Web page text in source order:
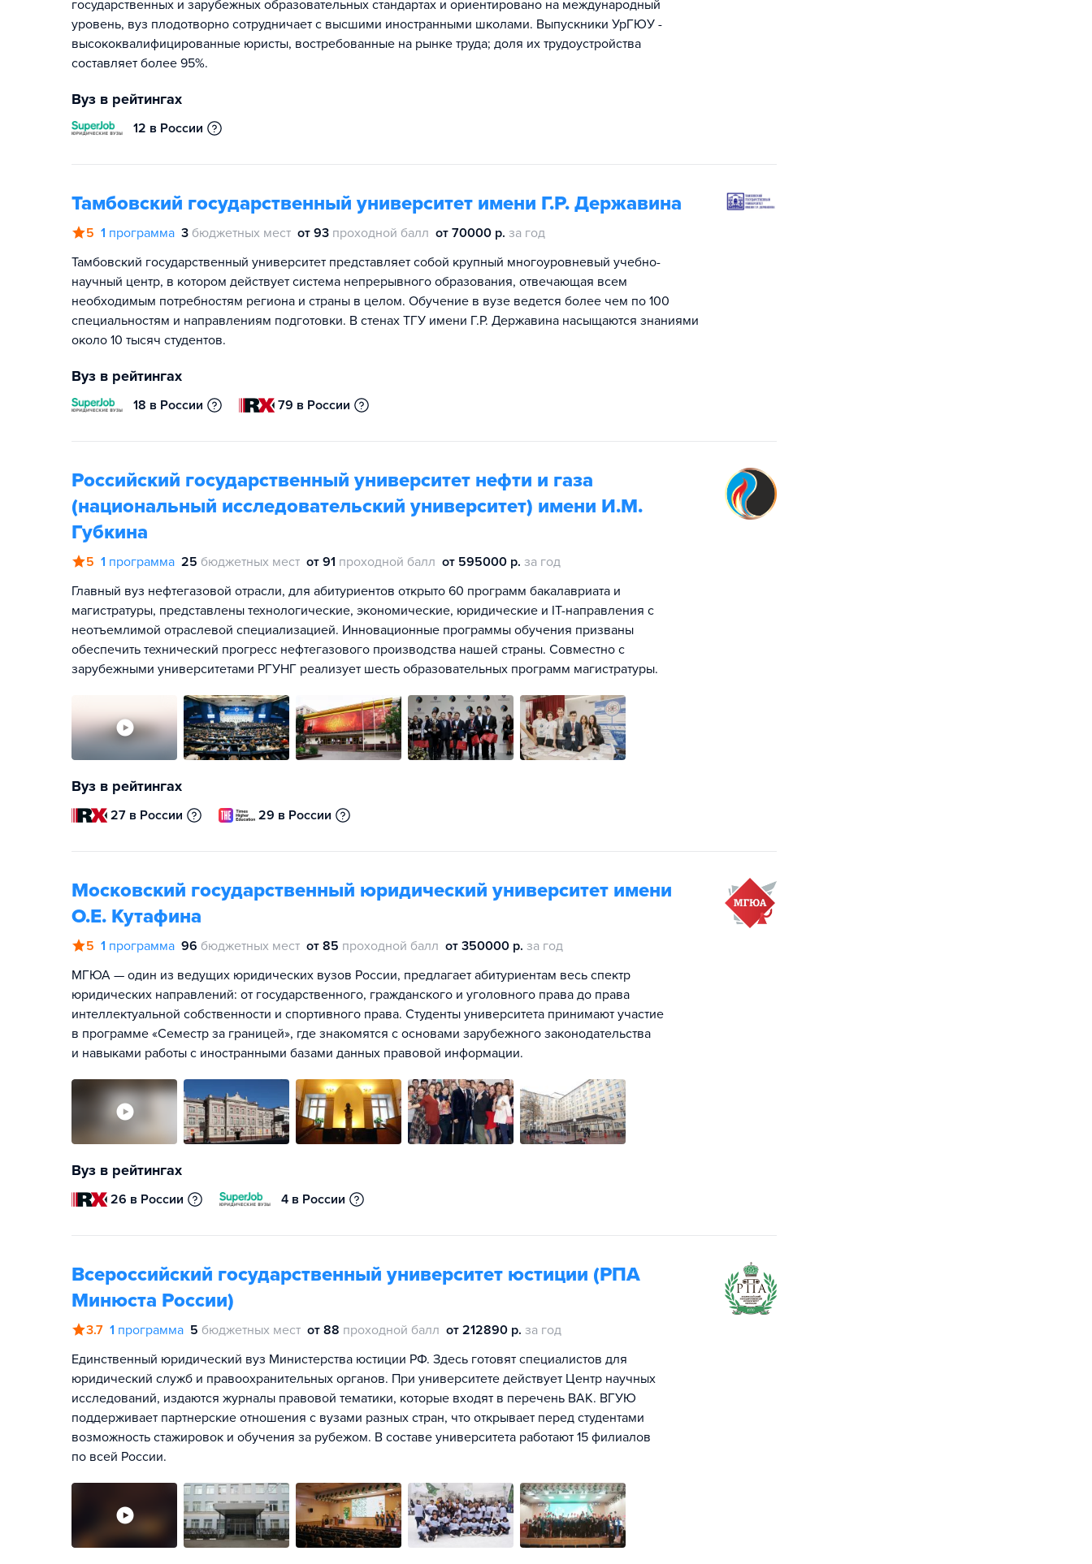
государственных и зарубежных образовательных стандартах и ориентировано на международный
уровень, вуз плодотворно сотрудничает с высшими иностранными школами. Выпускники УрГЮУ -
высококвалифицированные юристы, востребованные на рынке труда; доля их трудоустройства
составляет более 95%.
Вуз в рейтингах
12 в России
Тамбовский государственный университет имени Г.Р. Державина
5 1 программа 3 бюджетных мест от 93 проходной балл от 70000 р. за год
Тамбовский государственный университет представляет собой крупный многоуровневый учебно-
научный центр, в котором действует система непрерывного образования, отвечающая всем
необходимым потребностям региона и страны в целом. Обучение в вузе ведется более чем по 100
специальностям и направлениям подготовки. В стенах ТГУ имени Г.Р. Державина насыщаются знаниями
около 10 тысяч студентов.
Вуз в рейтингах
18 в России 79 в России
Российский государственный университет нефти и газа
(национальный исследовательский университет) имени И.М.
Губкина
5 1 программа 25 бюджетных мест от 91 проходной балл от 595000 р. за год
Главный вуз нефтегазовой отрасли, для абитуриентов открыто 60 программ бакалавриата и
магистратуры, представлены технологические, экономические, юридические и IT-направления с
неотъемлимой отраслевой специализацией. Инновационные программы обучения призваны
обеспечить технический прогресс нефтегазового производства нашей страны. Совместно с
зарубежными университетами РГУНГ реализует шесть образовательных программ магистратуры.
Вуз в рейтингах
27 в России 29 в России
Московский государственный юридический университет имени
О.Е. Кутафина
5 1 программа 96 бюджетных мест от 85 проходной балл от 350000 р. за год
МГЮА — один из ведущих юридических вузов России, предлагает абитуриентам весь спектр
юридических направлений: от государственного, гражданского и уголовного права до права
интеллектуальной собственности и спортивного права. Студенты университета принимают участие
в программе «Семестр за границей», где знакомятся с основами зарубежного законодательства
и навыками работы с иностранными базами данных правовой информации.
Вуз в рейтингах
26 в России 4 в России
Всероссийский государственный университет юстиции (РПА
Минюста России)
3.7 1 программа 5 бюджетных мест от 88 проходной балл от 212890 р. за год
Единственный юридический вуз Министерства юстиции РФ. Здесь готовят специалистов для
юридический служб и правоохранительных органов. При университете действует Центр научных
исследований, издаются журналы правовой тематики, которые входят в перечень ВАК. ВГУЮ
поддерживает партнерские отношения с вузами разных стран, что открывает перед студентами
возможность стажировок и обучения за рубежом. В составе университета работают 15 филиалов
по всей России.